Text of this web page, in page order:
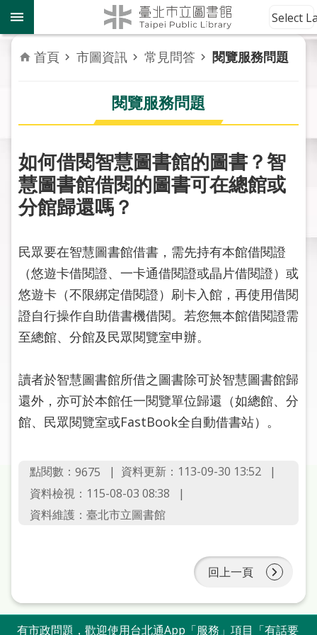
跳到主要內容區塊
到
館
資
訊
者
務
活
動
報
關
於
市
圖
上
申
請
見
問
答
網
Select
首頁 市圖資訊 常見問答 閱覽服務問題
閱覽服務問題
如何借閱智慧圖書館的圖書？智
慧圖書館借閱的圖書可在總館或
分館歸還嗎？
民眾要在智慧圖書館借書，需先持有本館借閱證
（悠遊卡借閱證、一卡通借閱證或晶片借閱證）或
悠遊卡（不限綁定借閱證）刷卡入館，再使用借閱
證自行操作自助借書機借閱。若您無本館借閱證需
至總館、分館及民眾閱覽室申辦。
讀者於智慧圖書館所借之圖書除可於智慧圖書館歸
還外，亦可於本館任一閱覽單位歸還（如總館、分
館、民眾閱覽室或FastBook全自動借書站）。
點閱數： 9675
資料更新：113-09-30 13:52
資料檢視：115-08-03 08:38
資料維護：臺北市立圖書館
回上一頁
有市政問題，歡迎使用台北通App「服務」項目「有話要